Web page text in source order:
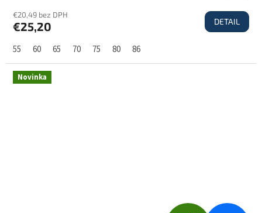
A
R
€20,49 bez DPH
€25,20 DETAIL
55 60 65 70 75 80 86
Novinka